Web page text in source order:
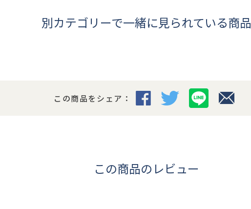
別カテゴリーで一緒に見られている商品
この商品をシェア：
この商品のレビュー